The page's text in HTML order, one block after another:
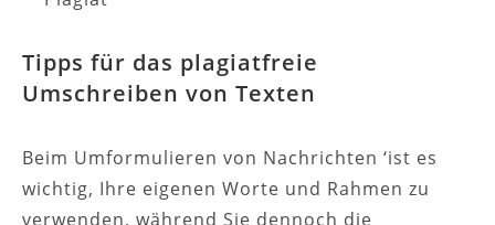
Tipps für das plagiatfreie
Umschreiben von Texten
Beim Umformulieren von Nachrichten ‘ist es
wichtig, Ihre eigenen Worte und Rahmen zu
verwenden, während Sie dennoch die